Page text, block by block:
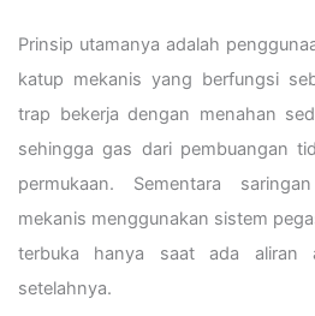
Prinsip utamanya adalah
katup mekanis yang berfungsi
trap bekerja dengan menahan
sehingga gas dari pembuangan
permukaan. Sementara
mekanis menggunakan sistem
terbuka hanya saat ada aliran
setelahnya.